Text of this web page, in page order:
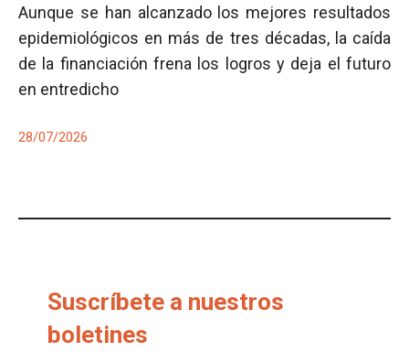
Aunque se han alcanzado los mejores resultados
epidemiológicos en más de tres décadas, la caída
de la financiación frena los logros y deja el futuro
en entredicho
28/07/2026
Suscríbete a nuestros
boletines